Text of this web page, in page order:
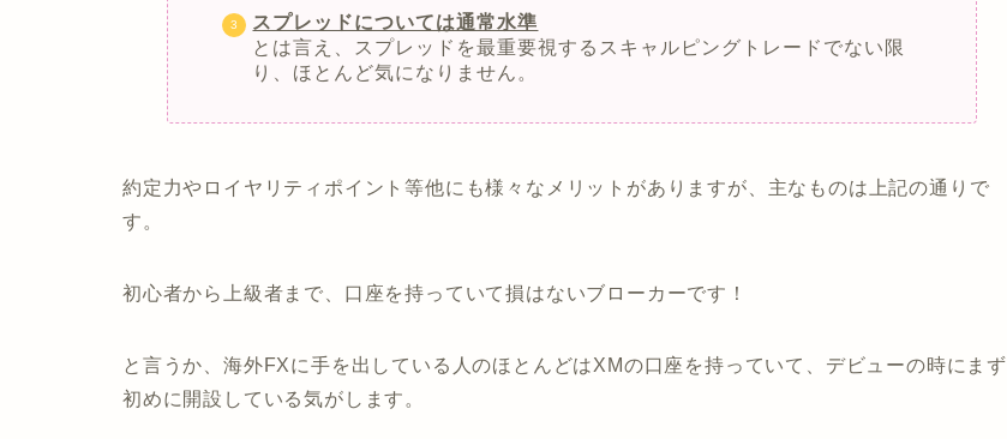
スプレッドについては通常水準
とは言え、スプレッドを最重要視するスキャルピングトレードでない限
り、ほとんど気になりません。
約定力やロイヤリティポイント等他にも様々なメリットがありますが、主なものは上記の通りで
す。
初心者から上級者まで、口座を持っていて損はないブローカーです！
と言うか、海外FXに手を出している人のほとんどはXMの口座を持っていて、デビューの時にまず
初めに開設している気がします。